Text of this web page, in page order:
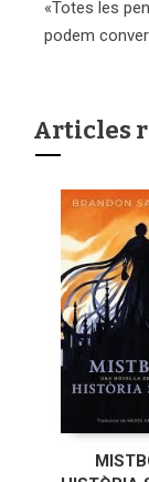
«Totes les
podem
Articles